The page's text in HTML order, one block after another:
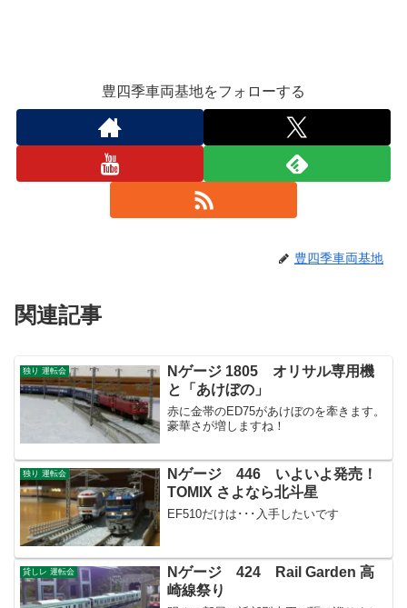
豊四季車両基地をフォローする
豊四季車両基地
関連記事
独り 運転会
Nゲージ 1805 オリサル専用機
と「あけぼの」
赤に金帯のED75があけぼのを牽きます。
豪華さが増しますね！
独り 運転会
Nゲージ 446 いよいよ発売！
TOMIX さよなら北斗星
EF510だけは･･･入手したいです
貸しレ 運転会
Nゲージ 424 Rail Garden 高
崎線祭り